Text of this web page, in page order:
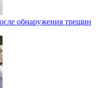
обнаружения трещин